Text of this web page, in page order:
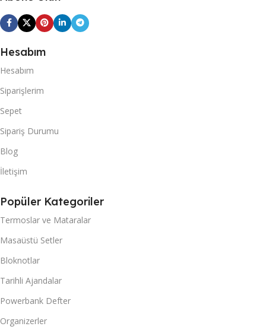
Hesabım
Hesabım
Siparişlerim
Sepet
Sipariş Durumu
Blog
İletişim
Popüler Kategoriler
Termoslar ve Mataralar
Masaüstü Setler
Bloknotlar
Tarihli Ajandalar
Powerbank Defter
Organizerler